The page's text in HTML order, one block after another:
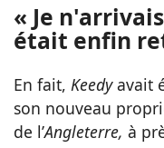
« Je
était enfin
En fait, Keedyavait
son nouveau
de l’Angleterre, à